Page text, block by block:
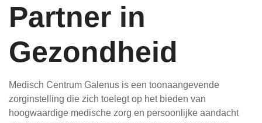
Partner in
Gezondheid
Medisch Centrum Galenus is een toonaangevende
zorginstelling die zich toelegt op het bieden van
hoogwaardige medische zorg en persoonlijke aandacht